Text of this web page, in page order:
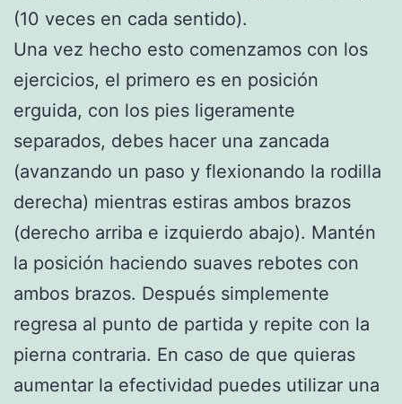
(10 veces en cada sentido).
Una vez hecho esto comenzamos con los
ejercicios, el primero es en posición
erguida, con los pies ligeramente
separados, debes hacer una zancada
(avanzando un paso y flexionando la rodilla
derecha) mientras estiras ambos brazos
(derecho arriba e izquierdo abajo). Mantén
la posición haciendo suaves rebotes con
ambos brazos. Después simplemente
regresa al punto de partida y repite con la
pierna contraria. En caso de que quieras
aumentar la efectividad puedes utilizar una